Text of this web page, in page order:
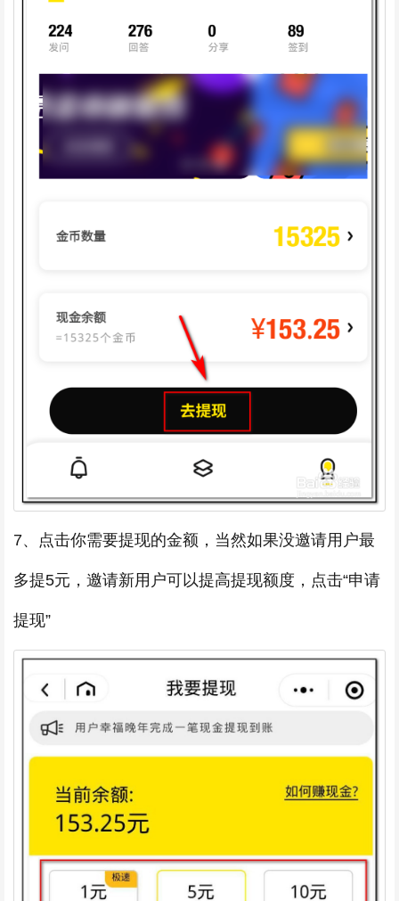
7、点击你需要提现的金额，当然如果没邀请用户最
多提5元，邀请新用户可以提高提现额度，点击“申请
提现”